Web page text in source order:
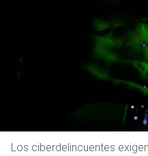
Los ciberdelincuentes